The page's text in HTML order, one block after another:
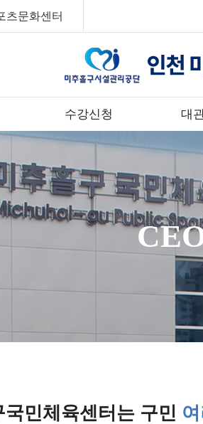
츠문화센터
수강신청 대
민체육센터는 구민